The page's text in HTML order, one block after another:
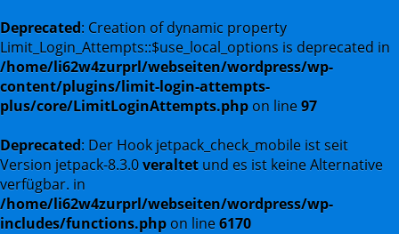
Deprecated: Creation of dynamic property
Limit_Login_Attempts::$use_local_options is deprecated in
/home/li62w4zurprl/webseiten/wordpress/wp-
content/plugins/limit-login-attempts-
plus/core/LimitLoginAttempts.php on line97
Deprecated: Der Hook jetpack_check_mobile ist seit
Version jetpack-8.3.0veraltet und es ist keine Alternative
verfügbar. in
/home/li62w4zurprl/webseiten/wordpress/wp-
includes/functions.php on line6170